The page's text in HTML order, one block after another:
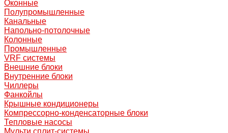
Оконные
Полупромышленные
Канальные
Напольно-потолочные
Колонные
Промышленные
VRF системы
Внешние блоки
Внутренние блоки
Чиллеры
Фанкойлы
Крышные кондиционеры
Компрессорно-конденсаторные блоки
Тепловые насосы
Мульти сплит-системы